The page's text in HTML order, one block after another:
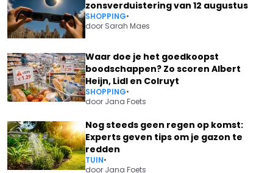
zonsverduistering van 12 augustus
SHOPPING•
door Sarah Maes
Waar doe je het goedkoopst
boodschappen? Zo scoren Albert
Heijn, Lidl en Colruyt
SHOPPING•
door Jana Foets
Nog steeds geen regen op komst:
Experts geven tips om je gazon te
redden
TUIN•
door Jana Foets